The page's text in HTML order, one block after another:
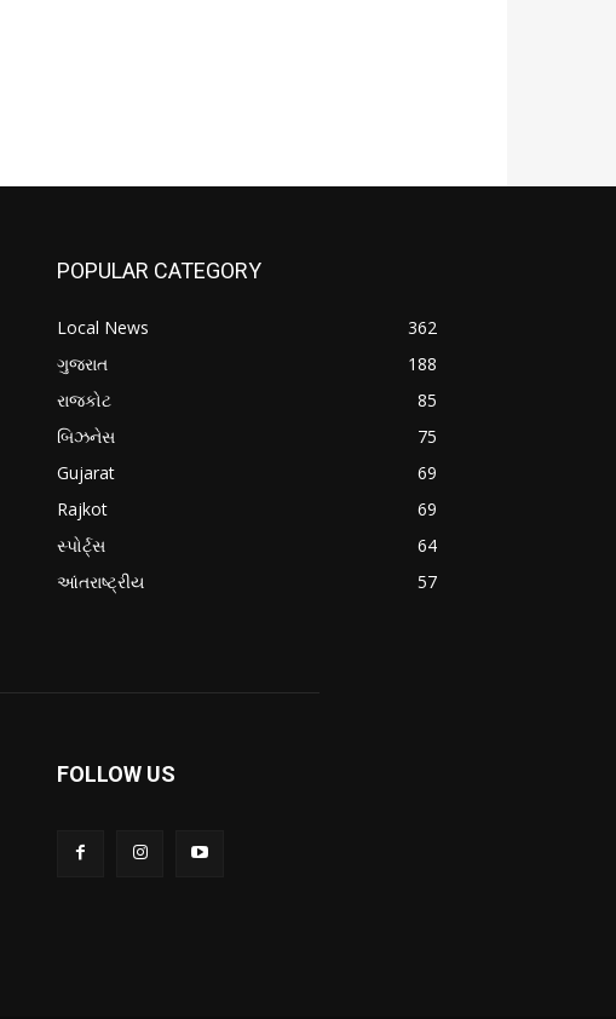
POPULAR CATEGORY
Local News
362
ગુજરાત
188
રાજકોટ
85
બિઝનેસ
75
Gujarat
69
Rajkot
69
સ્પોર્ટ્સ
64
આંતરાષ્ટ્રીય
57
FOLLOW US